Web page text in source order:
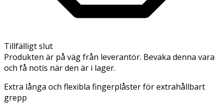
Tillfälligt slut
Produkten är på väg från leverantör. Bevaka denna vara
och få notis när den är i lager.
Extra långa och flexibla fingerplåster för extrahållbart
grepp